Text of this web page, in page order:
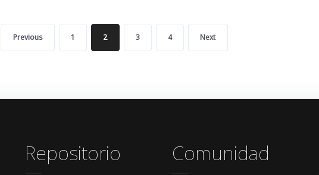
Previous 1 2 3 4 Next
Repositorio Comunidad